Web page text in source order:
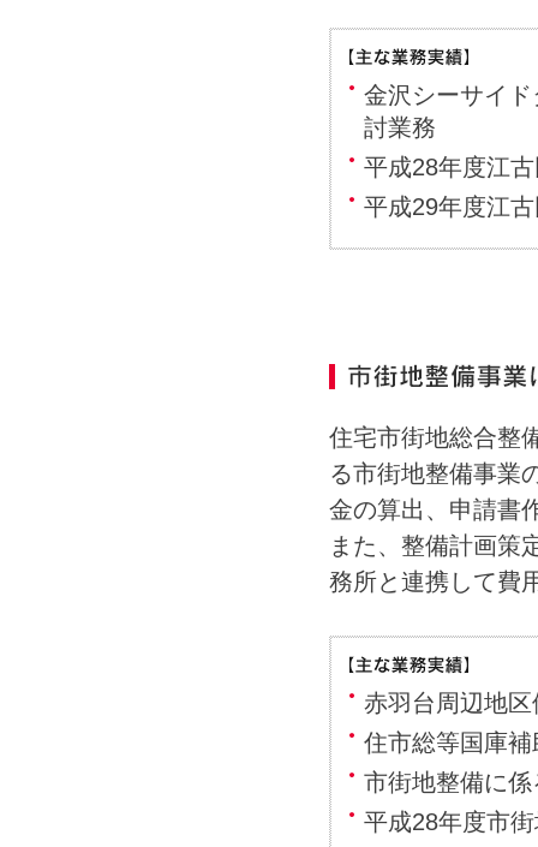
金沢シーサイ
討業務
平成28年度江
平成29年度江
住宅市街地総合整
る市街地整備事業
金の算出、申請書
また、整備計画策
務所と連携して費
赤羽台周辺地
住市総等国庫
市街地整備に
平成28年度市